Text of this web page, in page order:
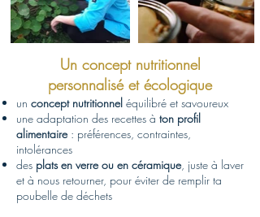
Un concept nutritionnel
personnalisé et écologique
un concept nutritionnel équilibré et savoureux
une adaptation des recettes à ton profil
alimentaire: préférences, contraintes,
intolérances
des plats en verre ou en céramique, juste à laver
et à nous retourner, pour éviter de remplir ta
poubelle de déchets